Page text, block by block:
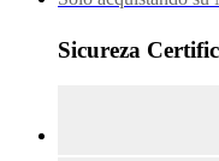
Sicureza